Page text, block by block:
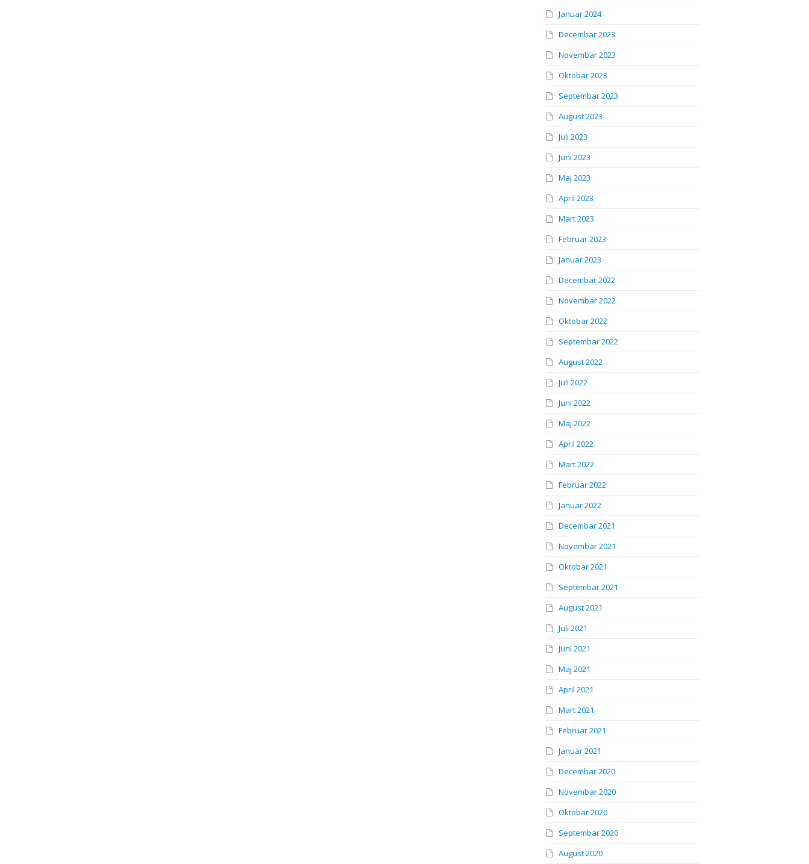
Januar 2024
Decembar 2023
Novembar 2023
Oktobar 2023
Septembar 2023
August 2023
Juli 2023
Juni 2023
Maj 2023
April 2023
Mart 2023
Februar 2023
Januar 2023
Decembar 2022
Novembar 2022
Oktobar 2022
Septembar 2022
August 2022
Juli 2022
Juni 2022
Maj 2022
April 2022
Mart 2022
Februar 2022
Januar 2022
Decembar 2021
Novembar 2021
Oktobar 2021
Septembar 2021
August 2021
Juli 2021
Juni 2021
Maj 2021
April 2021
Mart 2021
Februar 2021
Januar 2021
Decembar 2020
Novembar 2020
Oktobar 2020
Septembar 2020
August 2020